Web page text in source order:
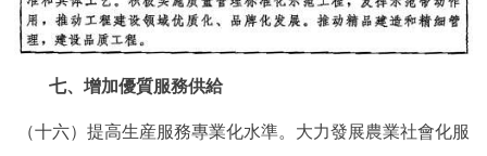
七、增加優質服務供給
（十六）提高生産服務專業化水準。大力發展農業社會化服